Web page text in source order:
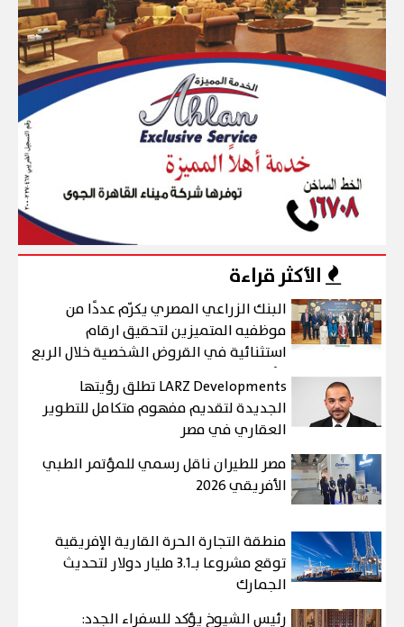
الأكثر قراءة
البنك الزراعي المصري يكرّم عددًا من
موظفيه المتميزين لتحقيق ارقام
استثنائية في القروض الشخصية خلال الربع
الأول من 2026
LARZ Developments تطلق رؤيتها
الجديدة لتقديم مفهوم متكامل للتطوير
العقاري في مصر
مصر للطيران ناقل رسمي للمؤتمر الطبي
الأفريقي 2026
منطقة التجارة الحرة القارية الإفريقية
توقع مشروعا بـ3.1 مليار دولار لتحديث
الجمارك
رئيس الشيوخ يؤكد للسفراء الجدد: